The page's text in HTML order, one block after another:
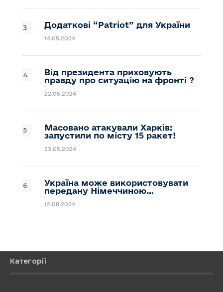
Додаткові “Patriot” для України
14.05.2024
Від президента приховують
правду про ситуацію на фронті ?
22.05.2024
Масовано атакували Харків:
запустили по місту 15 ракет!
23.05.2024
Україна може використовувати
передану Німеччиною…
12.08.2024
Категорії